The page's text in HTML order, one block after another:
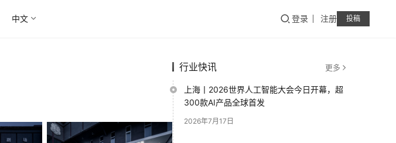
中文 登录 注册 投稿
行业快讯 更多
上海丨2026世界人工智能大会今日开幕，超
300款AI产品全球首发
2026年7月17日